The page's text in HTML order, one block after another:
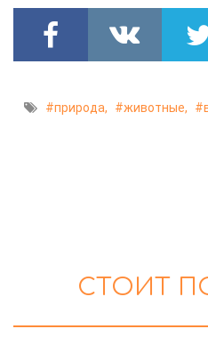
природа, животные,
СТОИТ